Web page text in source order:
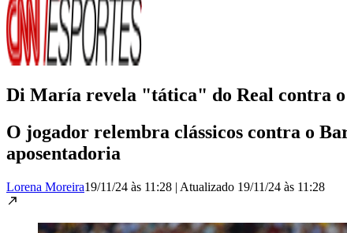
Di María revela "tática" do Real contra
O jogador relembra clássicos contra o
aposentadoria
Lorena Moreira19/11/24 às 11:28 | Atualizado 19/11/24 às 11:28